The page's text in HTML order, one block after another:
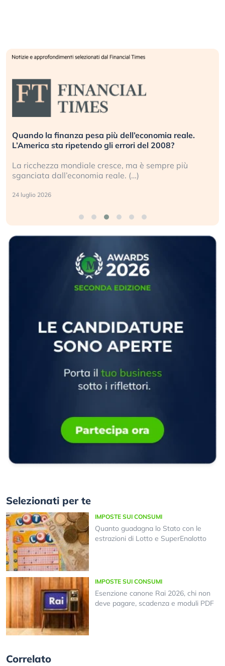
Quando la finanza pesa più dell’economia reale.
L’America sta ripetendo gli errori del 2008?
La ricchezza mondiale cresce, ma è sempre più
sganciata dall’economia reale. (…)
24 luglio 2026
Selezionati per te
IMPOSTE SUI CONSUMI
Quanto guadagna lo Stato con le
estrazioni di Lotto e SuperEnalotto
IMPOSTE SUI CONSUMI
Esenzione canone Rai 2026, chi non
deve pagare, scadenza e moduli PDF
Correlato